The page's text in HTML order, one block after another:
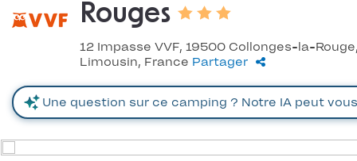
Rouges
12 Impasse VVF, 19500 Collonges-la-
Limousin, France Partager